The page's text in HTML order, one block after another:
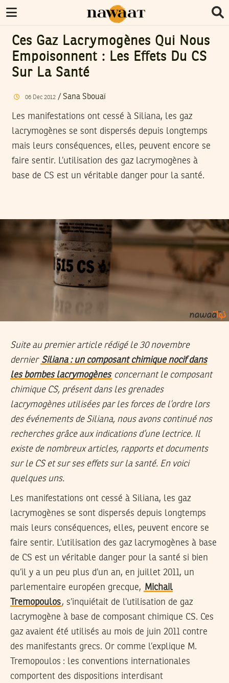
Ces Gaz Lacrymogènes Qui Nous
Empoisonnent : Les Effets Du CS
Sur La Santé
06 Dec 2012/ Sana Sbouaï
Les manifestations ont cessé à Siliana, les gaz
lacrymogènes se sont dispersés depuis longtemps
mais leurs conséquences, elles, peuvent encore se
faire sentir. L’utilisation des gaz lacrymogènes à
base de CS est un véritable danger pour la santé.
Suite au premier article rédigé le 30 novembre
dernier Siliana : un composant chimique nocif dans
les bombes lacrymogènes concernant le composant
chimique CS, présent dans les grenades
lacrymogènes utilisées par les forces de l’ordre lors
des événements de Siliana, nous avons continué nos
recherches grâce aux indications d’une lectrice. Il
existe de nombreux articles, rapports et documents
sur le CS et sur ses effets sur la santé. En voici
quelques uns.
Les manifestations ont cessé à Siliana, les gaz
lacrymogènes se sont dispersés depuis longtemps
mais leurs conséquences, elles, peuvent encore se
faire sentir. L’utilisation des gaz lacrymogènes à base
de CS est un véritable danger pour la santé si bien
qu’il y a un peu plus d’un an, en juillet 2011, un
parlementaire européen grecque, Michail
Tremopoulos, s’inquiétait de l’utilisation de gaz
lacrymogène à base de composant chimique CS. Ces
gaz avaient été utilisés au mois de juin 2011 contre
des manifestants grecs. Or comme l’explique M.
Tremopoulos : les conventions internationales
comportent des dispositions interdisant